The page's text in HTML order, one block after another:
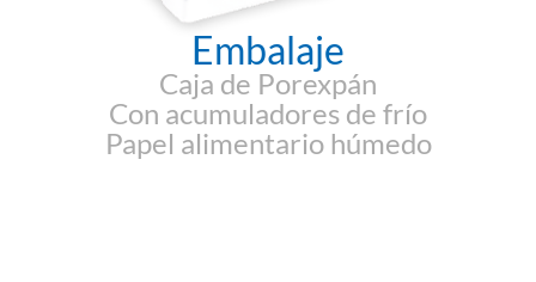
Embalaje
Caja de Porexpán
Con acumuladores de frío
Papel alimentario húmedo